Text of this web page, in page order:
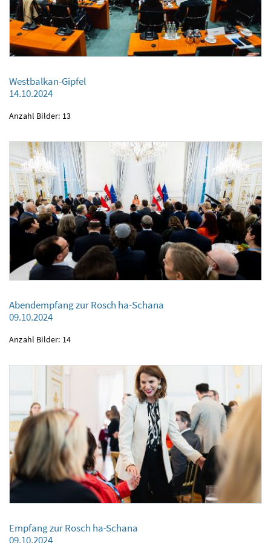
Westbalkan-Gipfel
14.10.2024
Westbalkan-Gipfel
14.10.2024
Anzahl Bilder: 13
09.10.2024
Abendempfang zur Rosch ha-Schana
09.10.2024
Anzahl Bilder: 14
Empfang zur Rosch ha-Schana
Empfang zur Rosch ha-Schana
09.10.2024